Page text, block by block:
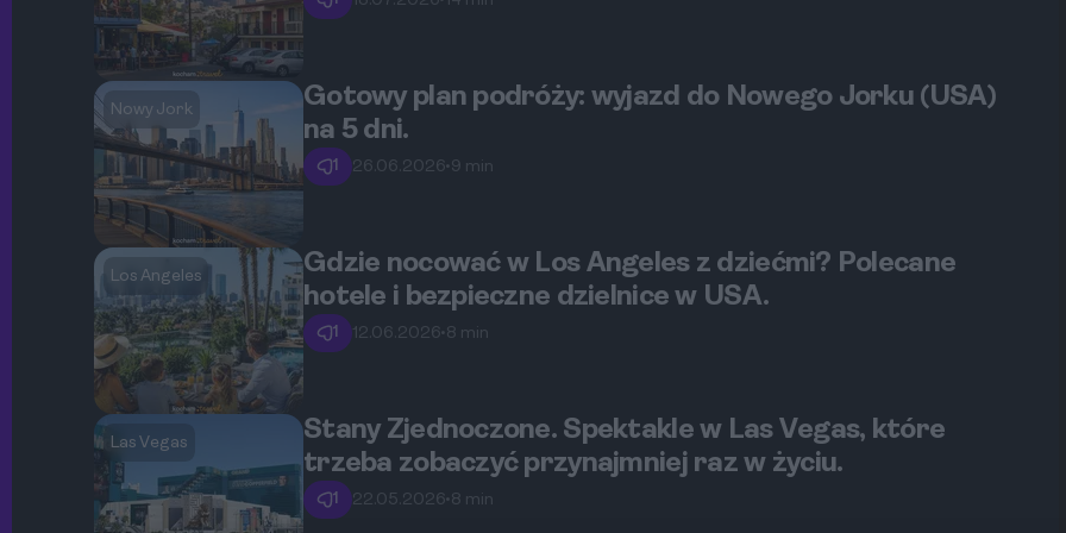
Nowy Jork
Gotowy plan podróży: wyjazd do Nowego Jorku (USA)
na 5 dni.
1 26.06.2026• 9 min
Los Angeles
Gdzie nocować w Los Angeles z dziećmi? Polecane
hotele i bezpieczne dzielnice w USA.
1 12.06.2026• 8 min
Las Vegas
Stany Zjednoczone. Spektakle w Las Vegas, które
trzeba zobaczyć przynajmniej raz w życiu.
1 22.05.2026• 8 min